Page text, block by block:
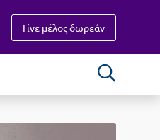
Γίνε μέλος δωρεάν